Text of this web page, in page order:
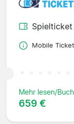
Mobile
Mehr lesen/
659 €